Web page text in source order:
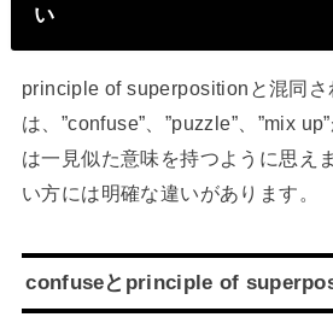
い
principle of superpositionと混同さ
は、”confuse”、”puzzle”、”mix
は一見似た意味を持つように思え
い方には明確な違いがあります。
confuseとprinciple of